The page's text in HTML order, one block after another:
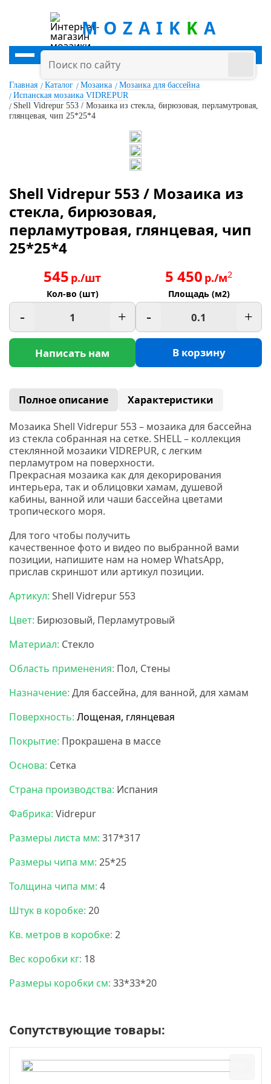
MOZAIK K A
Главная Каталог Мозаика
Мозаика для бассейна
Испанская мозаика VIDREPUR
Shell Vidrepur 553 / Мозаика из стекла, бирюзовая, перламутровая,
глянцевая, чип 25*25*4
Shell Vidrepur 553 / Мозаика из
стекла, бирюзовая,
перламутровая, глянцевая, чип
25*25*4
545 р./шт
Кол-во (шт)
- +
Написать нам
5 450 р./м2
Площадь (м2)
- +
В корзину
Полное описание
Характеристики
Мозаика Shell Vidrepur 553 – мозаика для бассейна
из стекла собранная на сетке. SHELL – коллекция
стеклянной мозаики VIDREPUR, с легким
перламутром на поверхности.
Прекрасная мозаика как для декорирования
интерьера, так и облицовки хамам, душевой
кабины, ванной или чаши бассейна цветами
тропического моря.
Для того чтобы получить
качественное фото и видео по выбранной вами
позиции, напишите нам на номер WhatsApp,
прислав скриншот или артикул позиции.
Артикул: Shell Vidrepur 553
Цвет: Бирюзовый, Перламутровый
Материал: Стекло
Область применения: Пол, Стены
Назначение: Для бассейна, для ванной, для хамам
Поверхность: Лощеная, глянцевая
Покрытие: Прокрашена в массе
Основа: Сетка
Страна производства: Испания
Фабрика: Vidrepur
Размеры листа мм: 317*317
Размеры чипа мм: 25*25
Толщина чипа мм: 4
Штук в коробке: 20
Кв. метров в коробке: 2
Вес коробки кг: 18
Размеры коробки см: 33*33*20
Сопутствующие товары: